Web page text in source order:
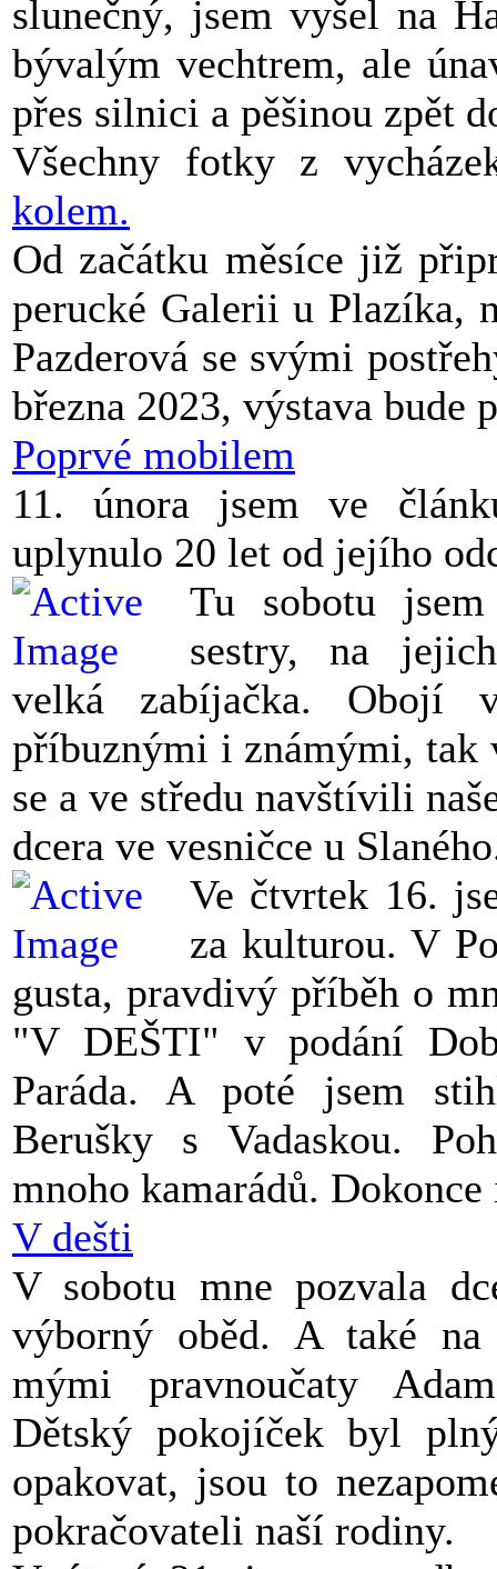
slunečný, jsem vyšel na
bývalým vechtrem, ale
přes silnici a pěšinou zpět
Všechny fotky z
kolem.
Od začátku měsíce již
perucké Galerii u Plazíka,
Pazderová se svými
března 2023, výstava bude
Poprvé mobilem
11. února jsem ve
uplynulo 20 let od jejího
Tu sobotu
sestry, na
velká zabíjačka. Obojí
příbuznými i známými,
se a ve středu navštívili
dcera ve vesničce u
Ve čtvrtek 16.
za kulturou. V
gusta, pravdivý příběh o
"V DEŠTI" v podání
Paráda. A poté jsem
Berušky s Vadaskou.
mnoho kamarádů.
V dešti
V sobotu mne pozvala
výborný oběd. A také na
mými pravnoučaty
Dětský pokojíček byl
opakovat, jsou to
pokračovateli naší rodiny.